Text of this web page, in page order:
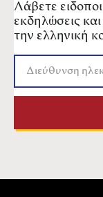
Λάβετε
εκδηλώσεις
την ελληνική